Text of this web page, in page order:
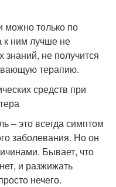
можно только по
к ним лучше не
знаний, не получится
терапию.
средств при
– это всегда симптом
заболевания. Но он
Бывает, что
и разжижать
нечего.